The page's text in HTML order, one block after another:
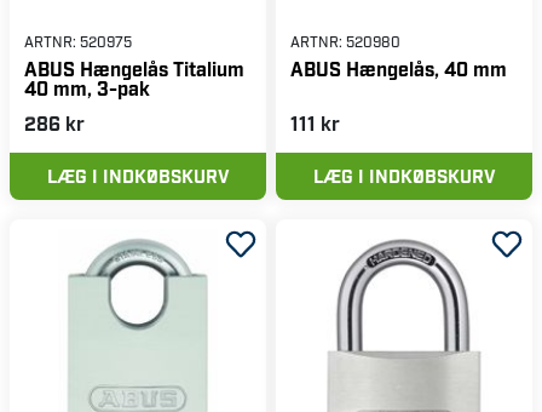
ARTNR: 520975
ABUS Hængelås Titalium
40 mm, 3-pak
286 kr
LÆG I INDKØBSKURV
ARTNR: 520980
ABUS Hængelås, 40 mm
111 kr
LÆG I INDKØBSKURV